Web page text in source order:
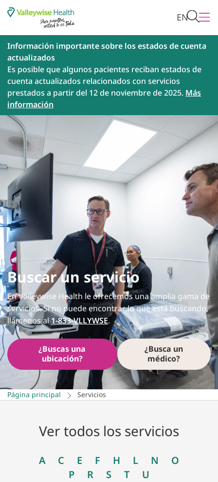
EN
Información importante sobre los estados de cuenta
actualizados
Es posible que algunos pacientes reciban estados de
cuenta actualizados relacionados con servicios
prestados a partir del 12 de noviembre de 2025. Más
información
Buscar un servicio
En Valleywise Health le ofrecemos una amplia gama de
servicios. Si no puede encontrar lo que está buscando,
llámenos al1-833-VLLYWSE.
¿Buscas una
ubicación?
¿Busca un
médico?
Página principal Servicios
Ver todos los servicios
A C E F H L N
O
P
R S T U